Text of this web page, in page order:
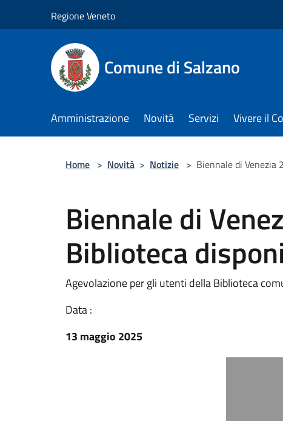
Regione Veneto
Comune di Salzano
Amministrazione Novità Servizi Vivere il
Home > Novità > Notizie > Biennale di
Biennale di
Biblioteca
Agevolazione per gli utenti della Biblioteca
Data :
13 maggio 2025